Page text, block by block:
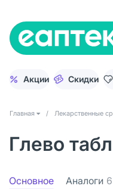
Акции Скидки
Главная / Лекарственные
Глево
Основное Аналоги 6